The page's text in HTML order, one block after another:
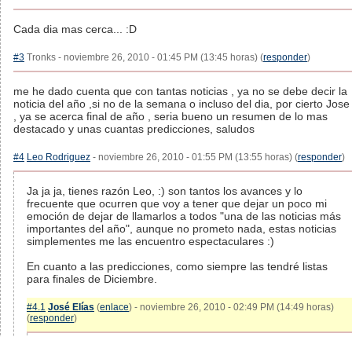
Cada dia mas cerca... :D
#3 Tronks - noviembre 26, 2010 - 01:45 PM (13:45 horas) (responder)
me he dado cuenta que con tantas noticias , ya no se debe decir la
noticia del año ,si no de la semana o incluso del dia, por cierto Jose
, ya se acerca final de año , seria bueno un resumen de lo mas
destacado y unas cuantas predicciones, saludos
#4 Leo Rodriguez - noviembre 26, 2010 - 01:55 PM (13:55 horas) (responder)
Ja ja ja, tienes razón Leo, :) son tantos los avances y lo
frecuente que ocurren que voy a tener que dejar un poco mi
emoción de dejar de llamarlos a todos "una de las noticias más
importantes del año", aunque no prometo nada, estas noticias
simplementes me las encuentro espectaculares :)
En cuanto a las predicciones, como siempre las tendré listas
para finales de Diciembre.
#4.1 José Elías (enlace) - noviembre 26, 2010 - 02:49 PM (14:49 horas)
(responder)